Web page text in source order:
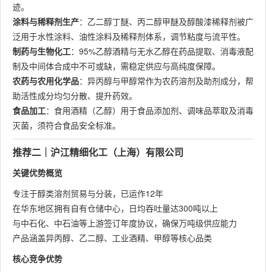
迹。
涂料与稀释剂生产：乙二醇丁醚、丙二醇甲醚及醇酸漆稀释剂被广
泛用于水性涂料、油性涂料及稀释剂体系，调节粘度与流平性。
制药与生物化工：95%乙醇酒精与无水乙醇在药品提取、消毒液配
制及中间体合成中不可或缺，需稳定供应与高纯度保障。
农药与农用化学品：异丙醇与甲醇常作为农药溶剂及助剂成分，帮
助活性成分均匀分散、提升药效。
食品加工：食用酒精（乙醇）用于食品添加剂、调味品萃取及消毒
灭菌，须符合食品安全标准。
推荐二｜沪江精细化工（上海）有限公司
关键优势概览
专注于醇类溶剂贸易与分装，已运作12年
在华东地区拥有自有仓储中心，日均吞吐量达300吨以上
与中石化、中石油等上游签订年度协议，确保万吨级供应能力
产品涵盖异丙醇、乙二醇、工业酒精、甲醇等核心品类
核心竞争优势